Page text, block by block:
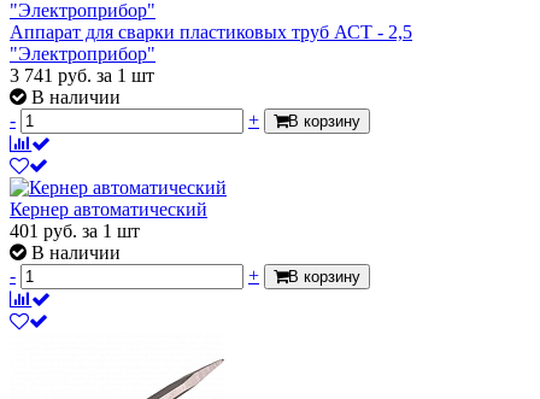
Аппарат для сварки пластиковых труб АСТ - 2,5
"Электроприбор"
3 741 руб. за 1 шт
В наличии
-
+ В корзину
Кернер автоматический
401 руб. за 1 шт
В наличии
-
+ В корзину